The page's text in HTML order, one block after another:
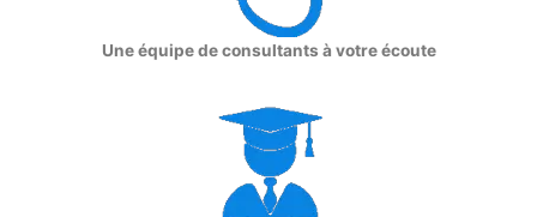
Une équipe de consultants à votre écoute